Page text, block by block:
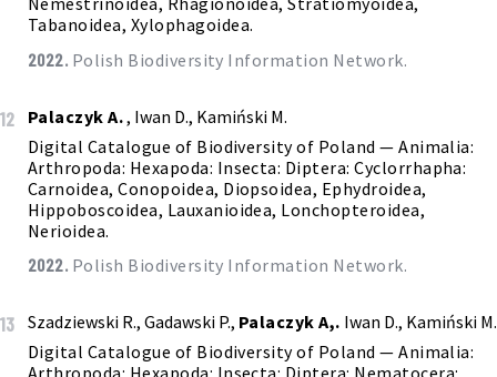
Tabanoidea, Xylophagoidea.
2022. Polish Biodiversity Information Network.
12 Palaczyk A., Iwan D., Kamiński M.
Digital Catalogue of Biodiversity of Poland — Animalia:
Arthropoda: Hexapoda: Insecta: Diptera: Cyclorrhapha:
Carnoidea, Conopoidea, Diopsoidea, Ephydroidea,
Hippoboscoidea, Lauxanioidea, Lonchopteroidea,
Nerioidea.
2022. Polish Biodiversity Information Network.
13 Szadziewski R., Gadawski P., Palaczyk A,. Iwan D., Kamiński M.
Digital Catalogue of Biodiversity of Poland — Animalia:
Arthropoda: Hexapoda: Insecta: Diptera: Nematocera: